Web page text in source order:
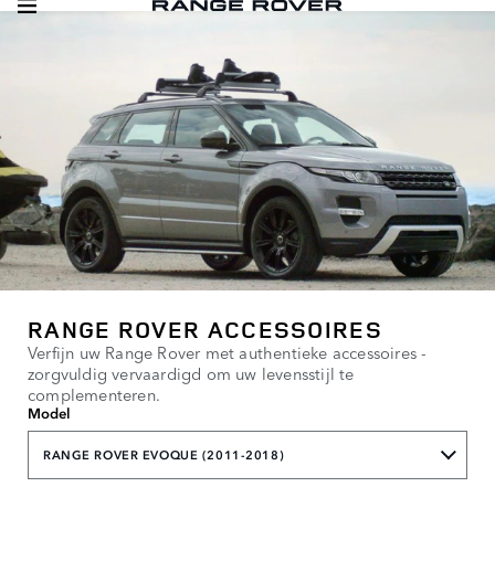
RANGE ROVER ACCESSOIRES
Verfijn uw Range Rover met authentieke accessoires -
zorgvuldig vervaardigd om uw levensstijl te
complementeren.
Model
RANGE ROVER EVOQUE (2011-2018)